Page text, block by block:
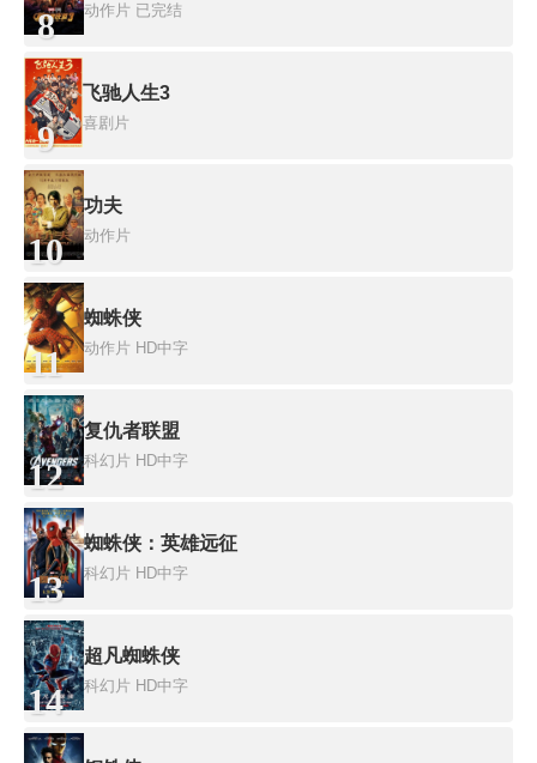
8 动作片 已完结
9
飞驰人生3
喜剧片
10
功夫
动作片
11
蜘蛛侠
动作片 HD中字
12
复仇者联盟
科幻片 HD中字
13
蜘蛛侠：英雄远征
科幻片 HD中字
14
超凡蜘蛛侠
科幻片 HD中字